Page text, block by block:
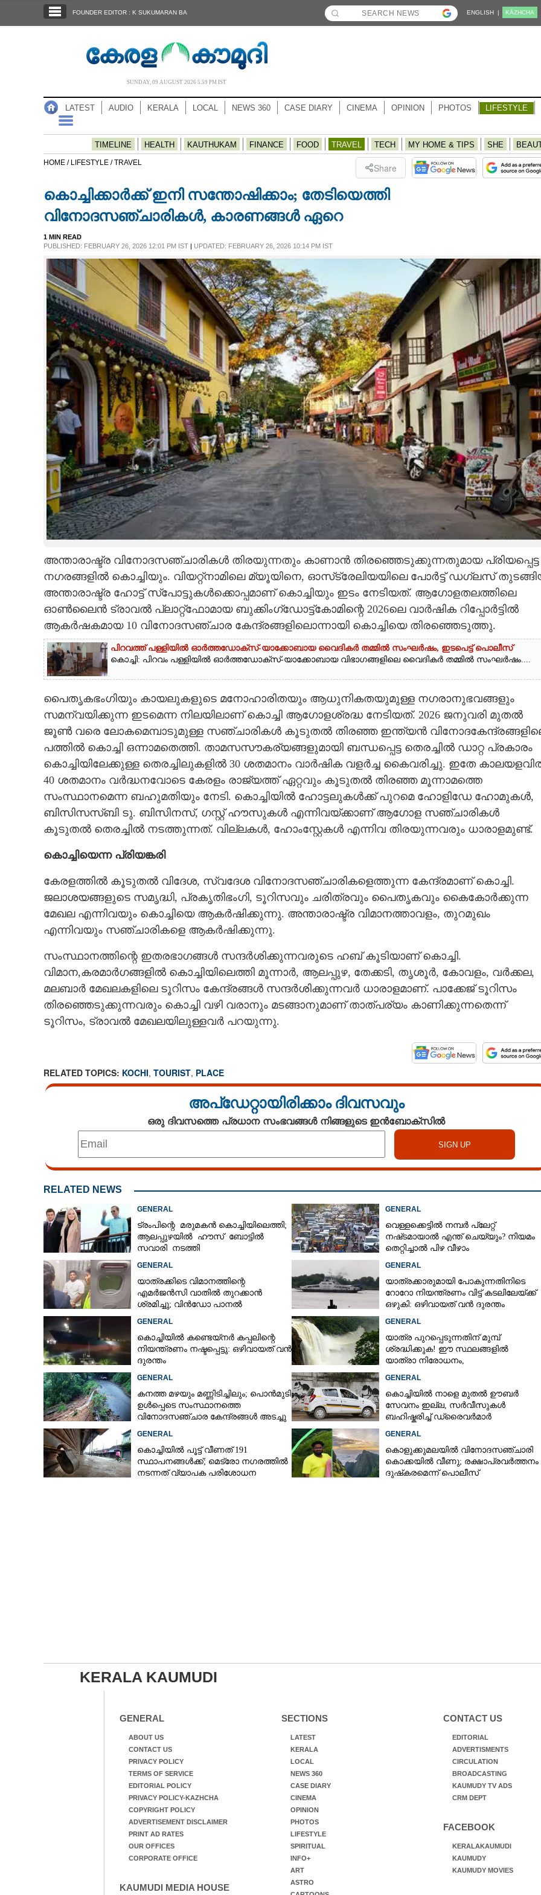
NOTIFIED NEWS
NEWS 360
CASE DIARY
SPIRITUAL
CARTOONS
LITERATURE
CONTACT US
FOUNDER EDITOR : K SUKUMARAN BA ENGLISH | KĀZHCHA
SUNDAY, 09 AUGUST 2026 5.59 PM IST
LATEST AUDIO KERALA LOCAL NEWS 360 CASE DIARY CINEMA OPINION PHOTOS LIFESTYLE
TIMELINE HEALTH KAUTHUKAM FINANCE FOOD TRAVEL TECH MY HOME & TIPS SHE
HOME / LIFESTYLE /TRAVEL Share
കൊച്ചിക്കാർക്ക് ഇനി സന്തോഷിക്കാം; തേടിയെത്തി
വിനോദസഞ്ചാരികൾ, കാരണങ്ങൾ ഏറെ
1 MIN READ
PUBLISHED: FEBRUARY 26, 2026 12:01 PM IST| UPDATED: FEBRUARY 26, 2026 10:14 PM IST
അന്താരാഷ്ട്ര വിനോദസഞ്ചാരികൾ തിരയുന്നതും കാണാൻ തിരഞ്ഞെടുക്കുന്നതുമായ പ്രിയപ്പെട്ട
നഗരങ്ങളിൽ കൊച്ചിയും. വിയറ്റ്‌നാമിലെ മ്യൂയിനെ, ഓസ്‌ട്രേലിയയിലെ പോർട്ട് ഡഗ്ലസ്
അന്താരാഷ്ട്ര ഹോട്ട്‌ സ്‌പോട്ടുകൾക്കൊപ്പമാണ് കൊച്ചിയും ഇടം നേടിയത്. ആഗോളതലത്തിലെ
ഓൺലൈൻ ട്രാവൽ പ്ലാറ്റ്‌ഫോമായ ബുക്കിംഗ്ഡോട്ട്‌കോമിന്റെ 2026ലെ വാർഷിക റിപ്പോർട്ടിൽ
ആകർഷകമായ 10 വിനോദസഞ്ചാര കേന്ദ്രങ്ങളിലൊന്നായി കൊച്ചിയെ തിരഞ്ഞെടുത്തു.
പിറവത്ത് പള്ളിയിൽ ഓർത്തഡോക്സ്-യാക്കോബായ വൈദികർ തമ്മിൽ സംഘർഷം, ഇടപെട്ട് പൊലീസ്
കൊച്ചി: പിറവം പള്ളിയിൽ ഓർത്തഡോക്സ്-യാക്കോബായ വിഭാഗങ്ങളിലെ വൈദികർ തമ്മിൽ സംഘർഷം....
പൈതൃകഭംഗിയും കായലുകളുടെ മനോഹാരിതയും ആധുനികതയുമുള്ള നഗരാനുഭവങ്ങളും
സമന്വയിക്കുന്ന ഇടമെന്ന നിലയിലാണ് കൊച്ചി ആഗോളശ്രദ്ധ നേടിയത്. 2026 ജനുവരി മുതൽ
ജൂൺ വരെ ലോകമെമ്പാടുമുള്ള സഞ്ചാരികൾ കൂടുതൽ തിരഞ്ഞ ഇന്ത്യൻ
പത്തിൽ കൊച്ചി ഒന്നാമതെത്തി. താമസസൗകര്യങ്ങളുമായി ബന്ധപ്പെട്ട തെരച്ചിൽ ഡാറ്റ പ്രകാരം
കൊച്ചിയിലേക്കുള്ള തെരച്ചിലുകളിൽ 30 ശതമാനം വാർഷിക വളർച്ച കൈവരിച്ചു. ഇതേ
40 ശതമാനം വർദ്ധനവോടെ കേരളം രാജ്യത്ത് ഏറ്റവും കൂടുതൽ തിരഞ്ഞ മൂന്നാമത്തെ
സംസ്ഥാനമെന്ന ബഹുമതിയും നേടി. കൊച്ചിയിൽ ഹോട്ടലുകൾക്ക് പുറമെ ഹോളിഡേ ഹോമുകൾ,
ബിസിസസ്ബി ടു. ബിസിനസ്, ഗസ്റ്റ് ഹൗസുകൾ എന്നിവയ്ക്കാണ് ആഗോള സഞ്ചാരികൾ
കൂടുതൽ തെരച്ചിൽ നടത്തുന്നത്. വില്ലകൾ, ഹോംസ്റ്റേകൾ എന്നിവ തിരയുന്നവരും ധാരാളമുണ്ട്.
കൊച്ചിയെന്ന പ്രിയങ്കരി
കേരളത്തിൽ കൂടുതൽ വിദേശ, സ്വദേശ വിനോദസഞ്ചാരികളെത്തുന്ന കേന്ദ്രമാണ് കൊച്ചി.
ജലാശയങ്ങളുടെ സമൃദ്ധി, പ്രകൃതിഭംഗി, ടൂറിസവും ചരിത്രവും പൈതൃകവും കൈകോർക്കുന്ന
മേഖല എന്നിവയും കൊച്ചിയെ ആകർഷിക്കുന്നു. അന്താരാഷ്ട്ര വിമാനത്താവളം, തുറമുഖം
എന്നിവയും സഞ്ചാരികളെ ആകർഷിക്കുന്നു.
സംസ്ഥാനത്തിന്റെ ഇതരഭാഗങ്ങൾ സന്ദർശിക്കുന്നവരുടെ ഹബ് കൂടിയാണ് കൊച്ചി.
വിമാന,കരമാർഗങ്ങളിൽ കൊച്ചിയിലെത്തി മൂന്നാർ, ആലപ്പുഴ, തേക്കടി, തൃശൂർ, കോവളം, വർക്കല,
മലബാർ മേഖലകളിലെ ടൂറിസം കേന്ദ്രങ്ങൾ സന്ദർശിക്കുന്നവർ ധാരാളമാണ്. പാക്കേജ് ടൂറിസം
തിരഞ്ഞെടുക്കുന്നവരും കൊച്ചി വഴി വരാനും മടങ്ങാനുമാണ് താത്പര്യം കാണിക്കുന്നതെന്ന്
ടൂറിസം, ട്രാവൽ മേഖലയിലുള്ളവർ പറയുന്നു.
RELATED TOPICS: KOCHI, TOURIST, PLACE
അപ്ഡേറ്റായിരിക്കാം ദിവസവും
ഒരു ദിവസത്തെ പ്രധാന സംഭവങ്ങൾ നിങ്ങളുടെ ഇൻബോക്സിൽ
RELATED NEWS
GENERAL
ട്രംപിന്റെ മരുമകൻ കൊച്ചിയിലെത്തി;
ആലപ്പുഴയിൽ ഹൗസ് ബോട്ടിൽ
സവാരി നടത്തി
GENERAL
വെള്ളക്കെട്ടിൽ നമ്പർ പ്ലേറ്റ്
നഷ്‌ടമായാൽ എന്ത് ചെയ്യും? നിയമം
തെറ്റിച്ചാൽ പിഴ വീഴാം
GENERAL
യാത്രക്കിടെ വിമാനത്തിന്റെ
എമർജൻസി വാതിൽ തുറക്കാൻ
ശ്രമിച്ചു; വിൻഡോ പാനൽ
GENERAL
യാത്രക്കാരുമായി പോകുന്നതിനിടെ
റോറോ നിയന്ത്രണം വിട്ട് കടലിലേയ്ക്ക്
ഒഴുകി: ഒഴിവായത് വൻ ദുരന്തം
GENERAL
കൊച്ചിയിൽ കണ്ടെയ്നർ കപ്പലിന്റെ
നിയന്ത്രണം നഷ്ടപ്പെട്ടു: ഒഴിവായത് വൻ
ദുരന്തം
GENERAL
യാത്ര പുറപ്പെടുന്നതിന് മുമ്പ്
ശ്രദ്ധിക്കുക! ഈ സ്ഥലങ്ങളിൽ
യാത്രാ നിരോധനം,​
GENERAL
കനത്ത മഴയും മണ്ണിടിച്ചിലും; പൊൻമുടി
ഉൾപ്പെടെ സംസ്ഥാനത്തെ
വിനോദസഞ്ചാര കേന്ദ്രങ്ങൾ അടച്ചു
GENERAL
കൊച്ചിയിൽ നാളെ മുതൽ ഊബ‌ർ
സേവനം ഇല്ല,​ സർവീസുകൾ
ബഹിഷ്കരിച്ച് ഡ്രൈവർമാർ
GENERAL
കൊച്ചിയില്‍ പൂട്ട് വീണത് 191
സ്ഥാപനങ്ങള്‍ക്ക്; മെട്രോ നഗരത്തില്‍
നടന്നത് വ്യാപക പരിശോധന
GENERAL
കൊളുക്കുമലയിൽ വിനോദസഞ്ചാരി
കൊക്കയിൽ വീണു; രക്ഷാപ്രവർത്തനം
ദുഷ്‌കരമെന്ന് പൊലീസ്
KERALA KAUMUDI
GENERAL
ABOUT US
CONTACT US
PRIVACY POLICY
TERMS OF SERVICE
EDITORIAL POLICY
PRIVACY POLICY-KAZHCHA
COPYRIGHT POLICY
ADVERTISEMENT DISCLAIMER
PRINT AD RATES
OUR OFFICES
CORPORATE OFFICE
KAUMUDI MEDIA HOUSE
SECTIONS
LATEST
KERALA
LOCAL
NEWS 360
CASE DIARY
CINEMA
OPINION
PHOTOS
LIFESTYLE
SPIRITUAL
INFO+
ART
ASTRO
CONTACT US
EDITORIAL
ADVERTISMENTS
CIRCULATION
BROADCASTING
KAUMUDY TV ADS
CRM DEPT
FACEBOOK
KERALAKAUMUDI
KAUMUDY
KAUMUDY MOVIES
കൊച്ചിക്കാർക്ക് ഇനി സന്തോഷിക്കാം;
തേടിയെത്തി വിനോദസഞ്ചാരികൾ,